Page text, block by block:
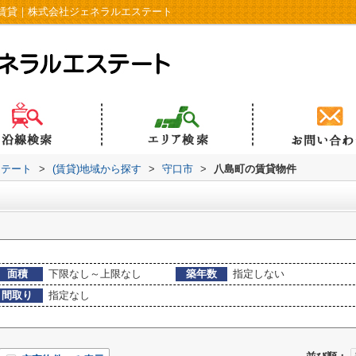
貸｜株式会社ジェネラルエステート
ート > (賃貸)地域から探す > 守口市 > 八島町の賃貸物件
面積 下限なし～上限なし 築年数
指定しない
間取り
指定なし